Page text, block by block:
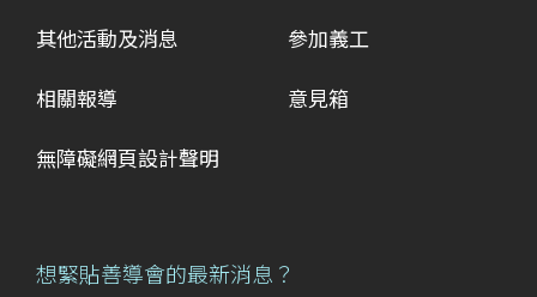
其他活動及消息
相關報導
參加義工
意見箱
無障礙網頁設計聲明
想緊貼善導會的最新消息？